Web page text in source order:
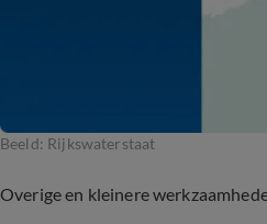
Beeld: Rijkswaterstaat
Overige en kleinere